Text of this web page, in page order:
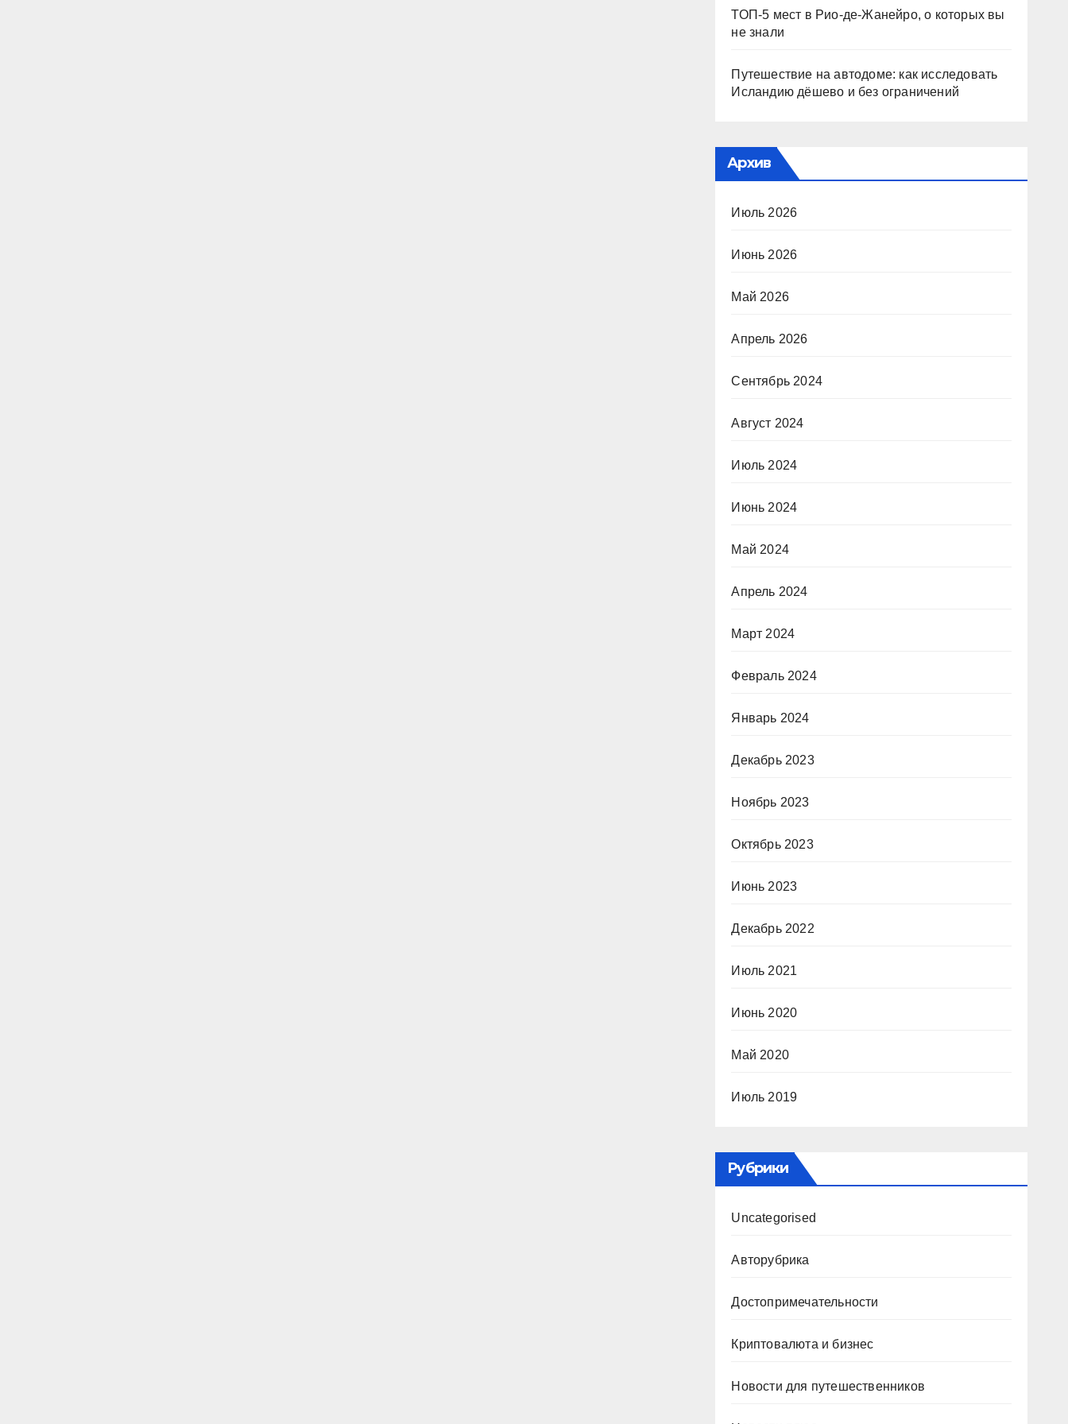
ТОП-5 мест в Рио-де-Жанейро, о которых вы
не знали
Путешествие на автодоме: как исследовать
Исландию дёшево и без ограничений
Архив
Июль 2026
Июнь 2026
Май 2026
Апрель 2026
Сентябрь 2024
Август 2024
Июль 2024
Июнь 2024
Май 2024
Апрель 2024
Март 2024
Февраль 2024
Январь 2024
Декабрь 2023
Ноябрь 2023
Октябрь 2023
Июнь 2023
Декабрь 2022
Июль 2021
Июнь 2020
Май 2020
Июль 2019
Рубрики
Uncategorised
Авторубрика
Достопримечательности
Криптовалюта и бизнес
Новости для путешественников